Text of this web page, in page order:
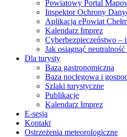
Powiatowy Portal
Inspektor Ochrony
Aplikacja ePowiat
Kalendarz Imprez
Cyberbezpieczeństwo –
Jak osiągnąć
Dla turysty
Baza gastronomiczna
Baza noclegowa i
Szlaki turystyczne
Publikacje
Kalendarz Imprez
E-sesja
Kontakt
Ostrzeżenia meteorologiczne